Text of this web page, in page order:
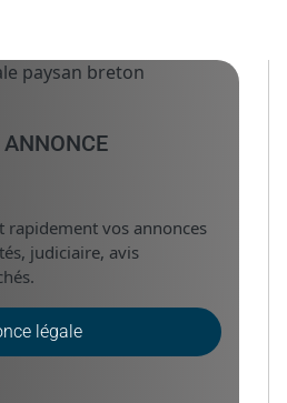
rapidement vos annonces
judiciaire, avis
légale